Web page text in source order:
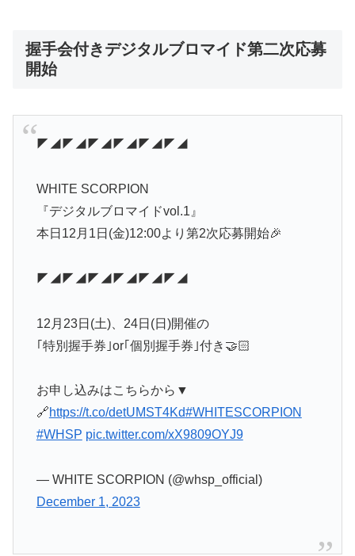
握手会付きデジタルブロマイド第二次応募
開始
◤◢◤◢◤◢◤◢◤◢◤◢
WHITE SCORPION
『デジタルブロマイドvol.1』
本日12月1日(金)12:00より第2次応募開始🎉
◤◢◤◢◤◢◤◢◤◢◤◢
12月23日(土)、24日(日)開催の
｢特別握手券｣or｢個別握手券｣付き🤝🏻
お申し込みはこちらから▼
🔗https://t.co/detUMST4Kd#WHITESCORPION
#WHSP pic.twitter.com/xX9809OYJ9
— WHITE SCORPION (@whsp_official)
December 1, 2023